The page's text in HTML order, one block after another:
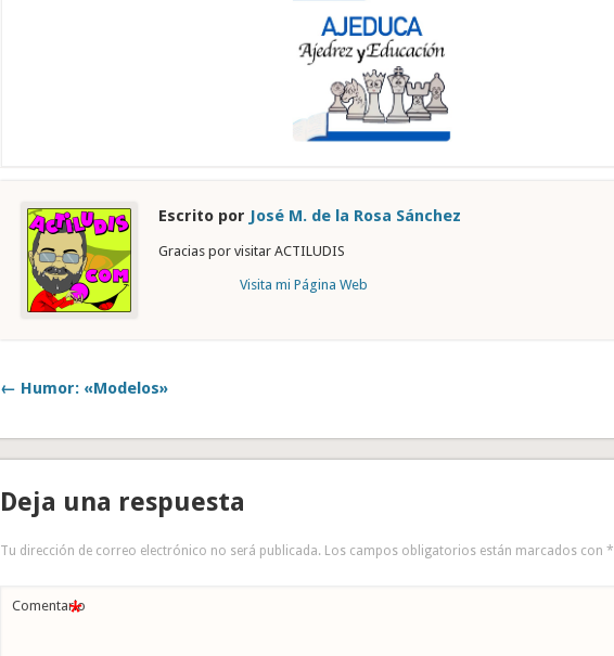
Escrito por José M. de la Rosa Sánchez
Gracias por visitar ACTILUDIS
Visita mi Página Web
← Humor: «Modelos»
Deja una respuesta
Tu dirección de correo electrónico no será publicada. Los campos obligatorios están marcados con*
Comentario
*